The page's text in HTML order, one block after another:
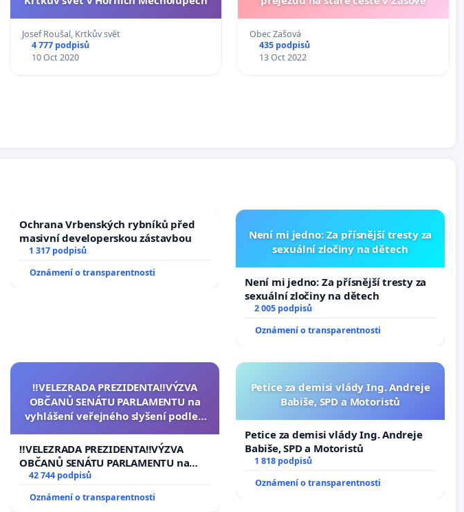
Josef Roušal, Krtkův svět
4 777 podpisů
10 Oct 2020
Obec Zašová
435 podpisů
13 Oct 2022
Ochrana Vrbenských rybníků před
masivní developerskou zástavbou
1 317 podpisů
Oznámení o transparentnosti
Není mi jedno: Za přísnější tresty za
sexuální zločiny na dětech
Není mi jedno: Za přísnější tresty za
sexuální zločiny na dětech
2 005 podpisů
Oznámení o transparentnosti
‼️VELEZRADA PREZIDENTA‼️VÝZVA
OBČANŮ SENÁTU PARLAMENTU na
vyhlášení veřejného slyšení podle §
na přijetí usnesení k podání ústavní
žaloby na prezidenta republiky
‼️VELEZRADA PREZIDENTA‼️VÝZVA
OBČANŮ SENÁTU PARLAMENTU na
vyhlášení veřejného slyšení podle §
144 jednacího řádu Senátu k návrhu
na přijetí usnesení k podání ústavní
42 744 podpisů
Oznámení o transparentnosti
Petice za demisi vlády Ing. Andreje
Babiše, SPD a Motoristů
Petice za demisi vlády Ing. Andreje
Babiše, SPD a Motoristů
1 818 podpisů
Oznámení o transparentnosti